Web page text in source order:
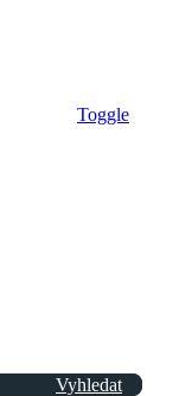
Toggle
Vyhledat